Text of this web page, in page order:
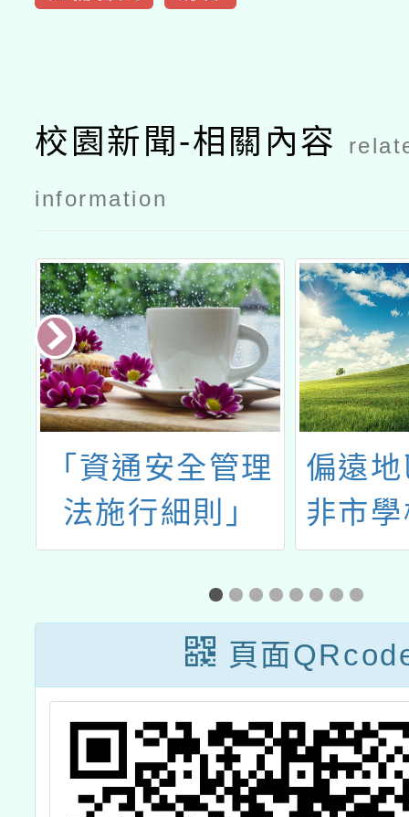
校園新聞-相關內容
information
「資通安全管理
法施行細則」
偏遠
非市
合性計
力增
文化體
頁面